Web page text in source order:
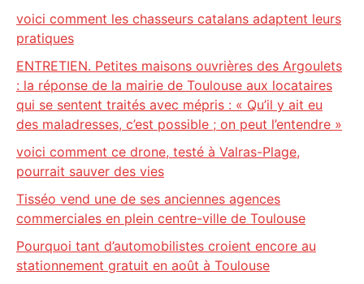
voici comment les chasseurs catalans adaptent leurs
pratiques
ENTRETIEN. Petites maisons ouvrières des Argoulets
: la réponse de la mairie de Toulouse aux locataires
qui se sentent traités avec mépris : « Qu’il y ait eu
des maladresses, c’est possible ; on peut l’entendre »
voici comment ce drone, testé à Valras-Plage,
pourrait sauver des vies
Tisséo vend une de ses anciennes agences
commerciales en plein centre-ville de Toulouse
Pourquoi tant d’automobilistes croient encore au
stationnement gratuit en août à Toulouse